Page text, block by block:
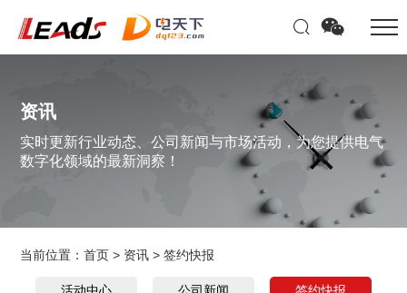
资讯
实时更新行业动态、公司新闻与市场活动，为您提供电气
数字化领域的最新洞察！
当前位置：首页 > 资讯 >签约快报